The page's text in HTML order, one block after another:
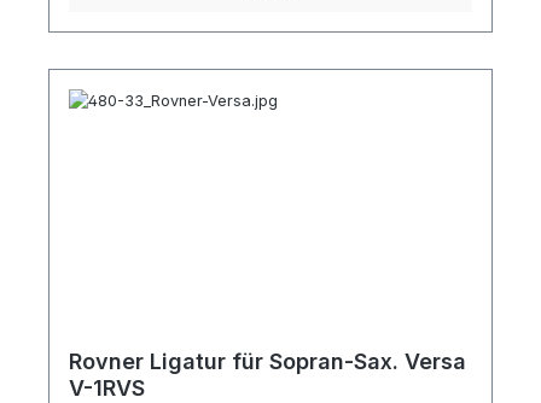
Rovner Ligatur für Sopran-Sax. Versa
V-1RVS